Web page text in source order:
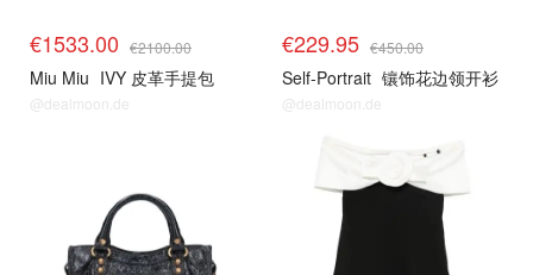
€1533.00 €2100.00
Miu Miu IVY 皮革手提包
@dealmoon.de
€229.95 €450.00
Self-Portrait 镶饰花边领开衫
@dealmoon.de